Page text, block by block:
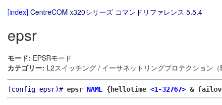
[index] CentreCOM x320シリーズ コマンドリファレンス 5.5.4
epsr
モード: EPSRモード
カテゴリー: L2スイッチング / イーサネットリングプロテクション（
(config-epsr)# epsr NAME {hellotime <1-32767> &